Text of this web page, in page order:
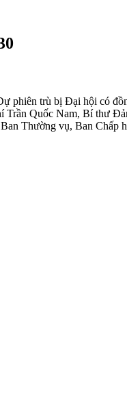
phiên trù bị Đại hội có
Trần Quốc Nam, Bí thư
Thường vụ, Ban Chấp